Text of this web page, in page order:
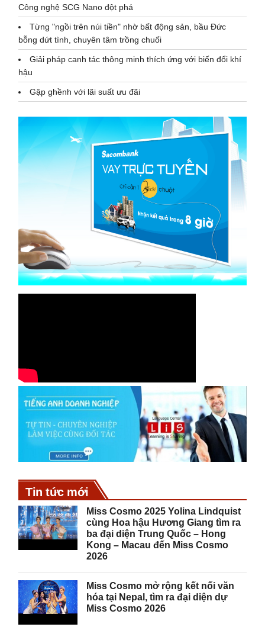
Công nghệ SCG Nano đột phá
Từng "ngồi trên núi tiền" nhờ bất động sản, bầu Đức
bỗng dứt tình, chuyên tâm trồng chuối
Giải pháp canh tác thông minh thích ứng với biến đổi khí
hậu
Gập ghềnh với lãi suất ưu đãi
Tin tức mới
Miss Cosmo 2025 Yolina Lindquist
cùng Hoa hậu Hương Giang tìm ra
ba đại diện Trung Quốc – Hong
Kong – Macau đến Miss Cosmo
2026
Miss Cosmo mở rộng kết nối văn
hóa tại Nepal, tìm ra đại diện dự
Miss Cosmo 2026